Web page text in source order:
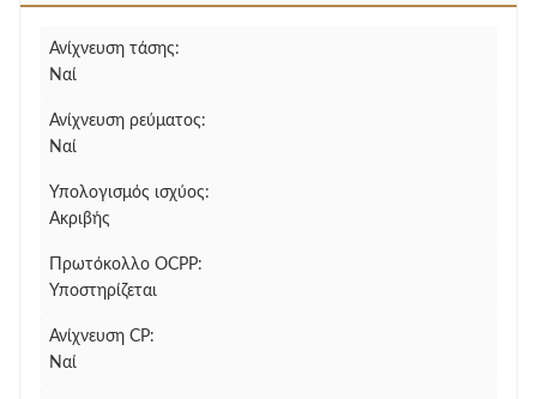
Ανίχνευση τάσης:
Ναί
Ανίχνευση ρεύματος:
Ναί
Υπολογισμός ισχύος:
Ακριβής
Πρωτόκολλο OCPP:
Υποστηρίζεται
Ανίχνευση CP:
Ναί